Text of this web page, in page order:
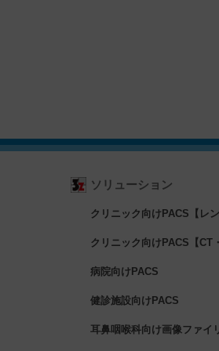
ソリューション
クリニック向けPACS【レ
クリニック向けPACS【CT
病院向けPACS
健診施設向けPACS
耳鼻咽喉科向け画像ファイ